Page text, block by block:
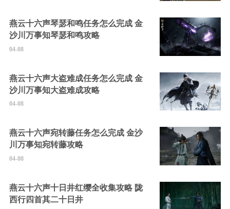
燕云十六声琴瑟和鸣任务怎么完成 金
沙川万事知琴瑟和鸣攻略
04-08
燕云十六声大盗难成任务怎么完成 金
沙川万事知大盗难成攻略
04-08
燕云十六声宛转藤任务怎么完成 金沙
川万事知宛转藤攻略
04-08
燕云十六声十日井红缨全收集攻略 陇
西行四首其二十日井